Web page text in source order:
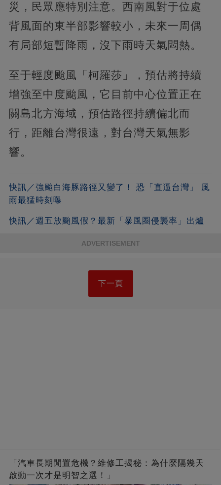
災，民眾應特別注意。西南風對于位處
背風面的東半部影響較小，未來一周偶
有局部短暫降雨，沒下雨時天氣悶熱。
至于輕度颱風「柯羅莎」，預估將持續
增強至中度颱風，它目前中心位置正在
關島北方海域，預估路徑持續偏北而
行，距離台灣很遠，對台灣天氣無影
響。
快訊／強颱白海豚路徑又變了！ 恐「直逼台灣」 風
雨最猛時刻曝
快訊／週五放颱風假？最新「暴風圈侵襲率」出爐
ADVERTISEMENT
下一頁
「汽車長期閒置危機？維修工揭秘：為什麼隔幾天
啟動一次才是明智之選！」